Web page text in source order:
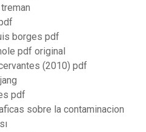
borges pdf
pdf original
(2010) pdf
pdf
sobre la contaminacion